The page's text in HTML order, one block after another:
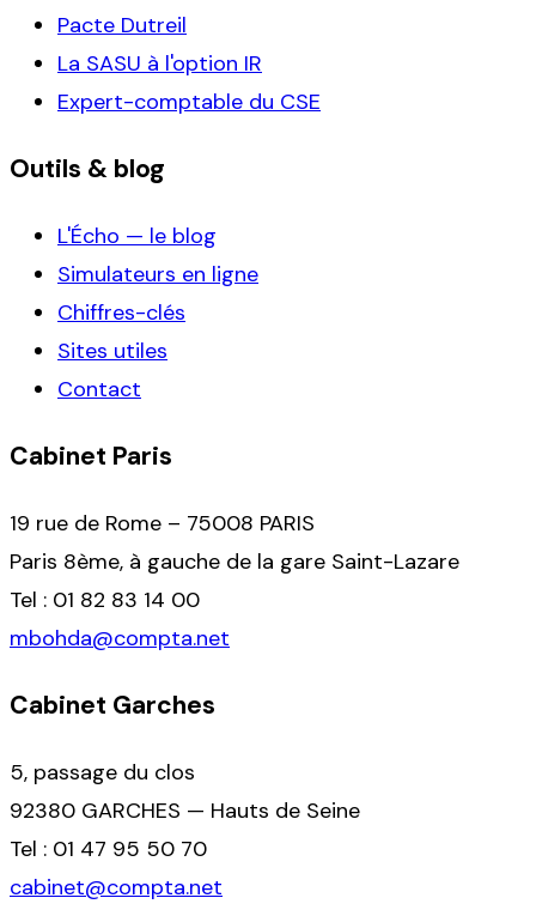
Pacte Dutreil
La SASU à l'option IR
Expert-comptable du CSE
Outils & blog
L'Écho — le blog
Simulateurs en ligne
Chiffres-clés
Sites utiles
Contact
Cabinet Paris
19 rue de Rome – 75008 PARIS
Paris 8ème, à gauche de la gare Saint-Lazare
Tel : 01 82 83 14 00
mbohda@compta.net
Cabinet Garches
5, passage du clos
92380 GARCHES — Hauts de Seine
Tel : 01 47 95 50 70
cabinet@compta.net